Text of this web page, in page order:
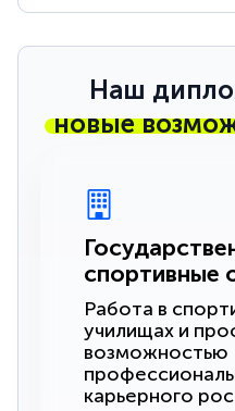
Наш
новые
спортивные
Работа в
училищах и
возможностью
карьерного